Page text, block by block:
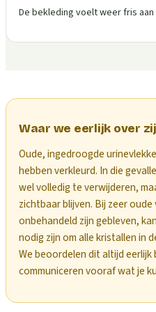
De bekleding voelt weer fris
Waar we eerlijk over
Oude, ingedroogde
hebben verkleurd. In die
wel volledig te verwijderen,
zichtbaar blijven. Bij zeer
onbehandeld zijn gebleven,
nodig zijn om alle kristallen in
We beoordelen dit altijd eerlijk
communiceren vooraf wat je